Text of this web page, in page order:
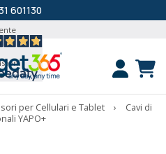
601130
per Cellulari e Tablet ›
Cavi di
YAPO+